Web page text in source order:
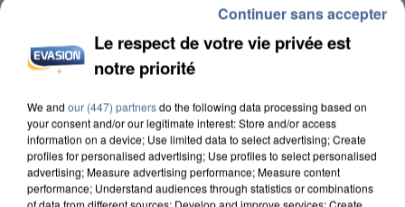
INCENDIES : L’ÎLE-DE-FRANCE LANCE UN ÉLAN
DE SOLIDARITÉ AVEC LES...
Le respect de votre vie privée est
notre priorité
We and our (447) partnersdo the following data processing based on
your consent and/or our legitimate interest: Store and/or access
information on a device; Use limited data to select advertising; Create
profiles for personalised advertising; Use profiles to select personalised
advertising; Measure advertising performance; Measure content
performance; Understand audiences through statistics or combinations
of data from different sources; Develop and improve services; Create
Continuer sans accepter